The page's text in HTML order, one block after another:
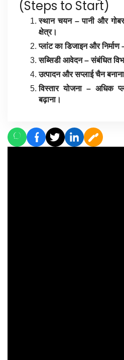
(Steps to Start)
स्थान चयन – पानी और
क्षेत्र।
प्लांट का डिजाइन और
सब्सिडी आवेदन – संबंधित
उत्पादन और सप्लाई चैन
विस्तार योजना – अधिक
बढ़ाना।